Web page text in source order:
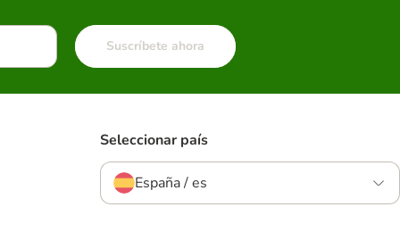
Suscríbete ahora
Seleccionar país
España / es